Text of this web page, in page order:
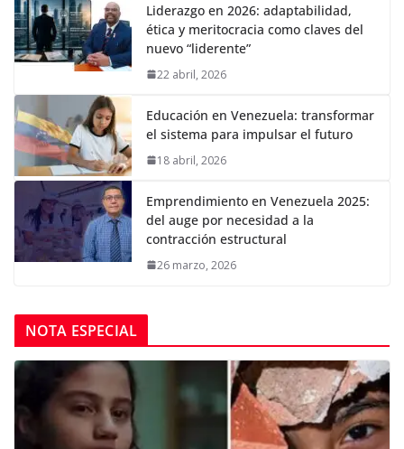
Liderazgo en 2026: adaptabilidad,
ética y meritocracia como claves del
nuevo “liderente”
22 abril, 2026
Educación en Venezuela: transformar
el sistema para impulsar el futuro
18 abril, 2026
Emprendimiento en Venezuela 2025:
del auge por necesidad a la
contracción estructural
26 marzo, 2026
NOTA ESPECIAL